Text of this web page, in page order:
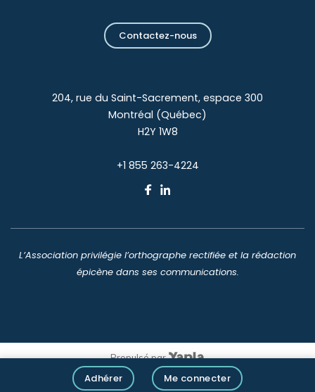
Adhérer Me connecter
Contactez-nous
204, rue du Saint-Sacrement, espace 300
Montréal (Québec)
H2Y 1W8
+1 855 263-4224
L’Association privilégie l’orthographe rectifiée et la rédaction
épicène dans ses communications.
Propulsé par